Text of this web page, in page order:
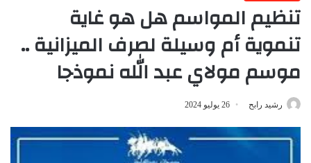
تنظيم المواسم هل هو غاية
تنموية أم وسيلة لصرف الميزانية ..
موسم مولاي عبد الله نموذجا
رشيد رابح 26 يوليو 2024